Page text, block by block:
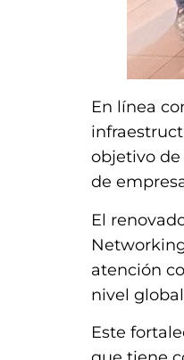
En línea
objetivo de
de
El
atención
nivel
Este